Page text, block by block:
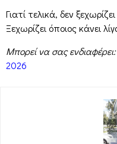
Γιατί τελικά, δεν
Ξεχωρίζει όποιος κάνει
Μπορεί να σας ενδιαφέρει:
2026